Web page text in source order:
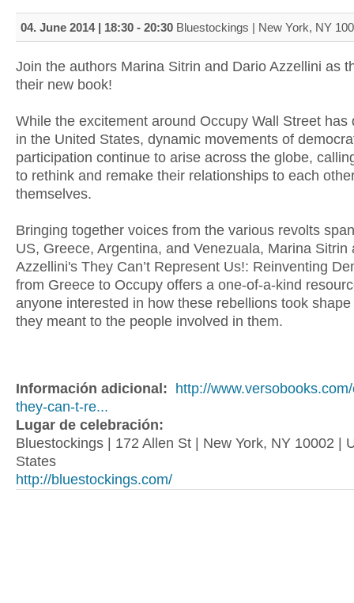
04. June 2014 | 18:30 - 20:30 Bluestockings | New York, NY
Join the authors Marina Sitrin and Dario Azzellini as
their new book!
While the excitement around Occupy Wall Street has
in the United States, dynamic movements of
participation continue to arise across the globe,
to rethink and remake their relationships to each
themselves.
Bringing together voices from the various revolts
US, Greece, Argentina, and Venezuala, Marina Sitrin
Azzellini's They Can’t Represent Us!: Reinventing
from Greece to Occupy offers a one-of-a-kind
anyone interested in how these rebellions took
they meant to the people involved in them.
Información adicional:
http://
they-can-t-re...
Lugar de celebración:
Bluestockings | 172 Allen St | New York, NY 10002 |
States
http://bluestockings.com/